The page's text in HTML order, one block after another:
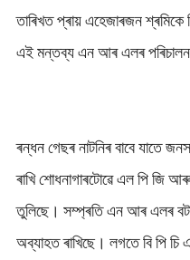
তাৰিখত প্ৰায় এহেজাৰজন
এই মন্তব্য এন আৰ এলৰ
ৰন্ধন গেছৰ নাটনিৰ বাবে যাতে
ৰাখি শোধনাগাৰটোৱে এল পি জি
তুলিছে। সম্প্ৰতি এন আৰ এলৰ
অব্যাহত ৰাখিছে। লগতে বি পি